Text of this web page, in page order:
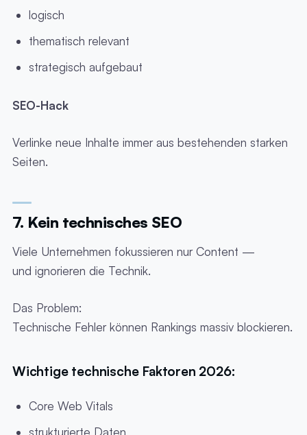
logisch
thematisch relevant
strategisch aufgebaut
SEO-Hack
Verlinke neue Inhalte immer aus bestehenden starken
Seiten.
7. Kein technisches SEO
Viele Unternehmen fokussieren nur Content —
und ignorieren die Technik.
Das Problem:
Technische Fehler können Rankings massiv blockieren.
Wichtige technische Faktoren 2026:
Core Web Vitals
strukturierte Daten